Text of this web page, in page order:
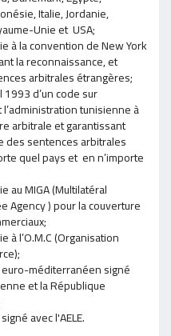
Italie, Jordanie,
Unie et USA;
à la convention de New York
la reconnaissance, et
arbitrales étrangères;
d’un code sur
tunisienne à
arbitrale et garantissant
des sentences arbitrales
quel pays et en n’importe
au MIGA (Multilatéral
Agency ) pour la couverture
à l’O.M.C (Organisation
méditerranéen signé
et la République
avec l'AELE.